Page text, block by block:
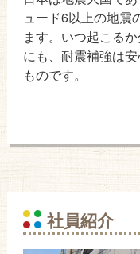
ュード6以上の地震
ます。いつ起こる
にも、耐震補強は
ものです。
社員紹介